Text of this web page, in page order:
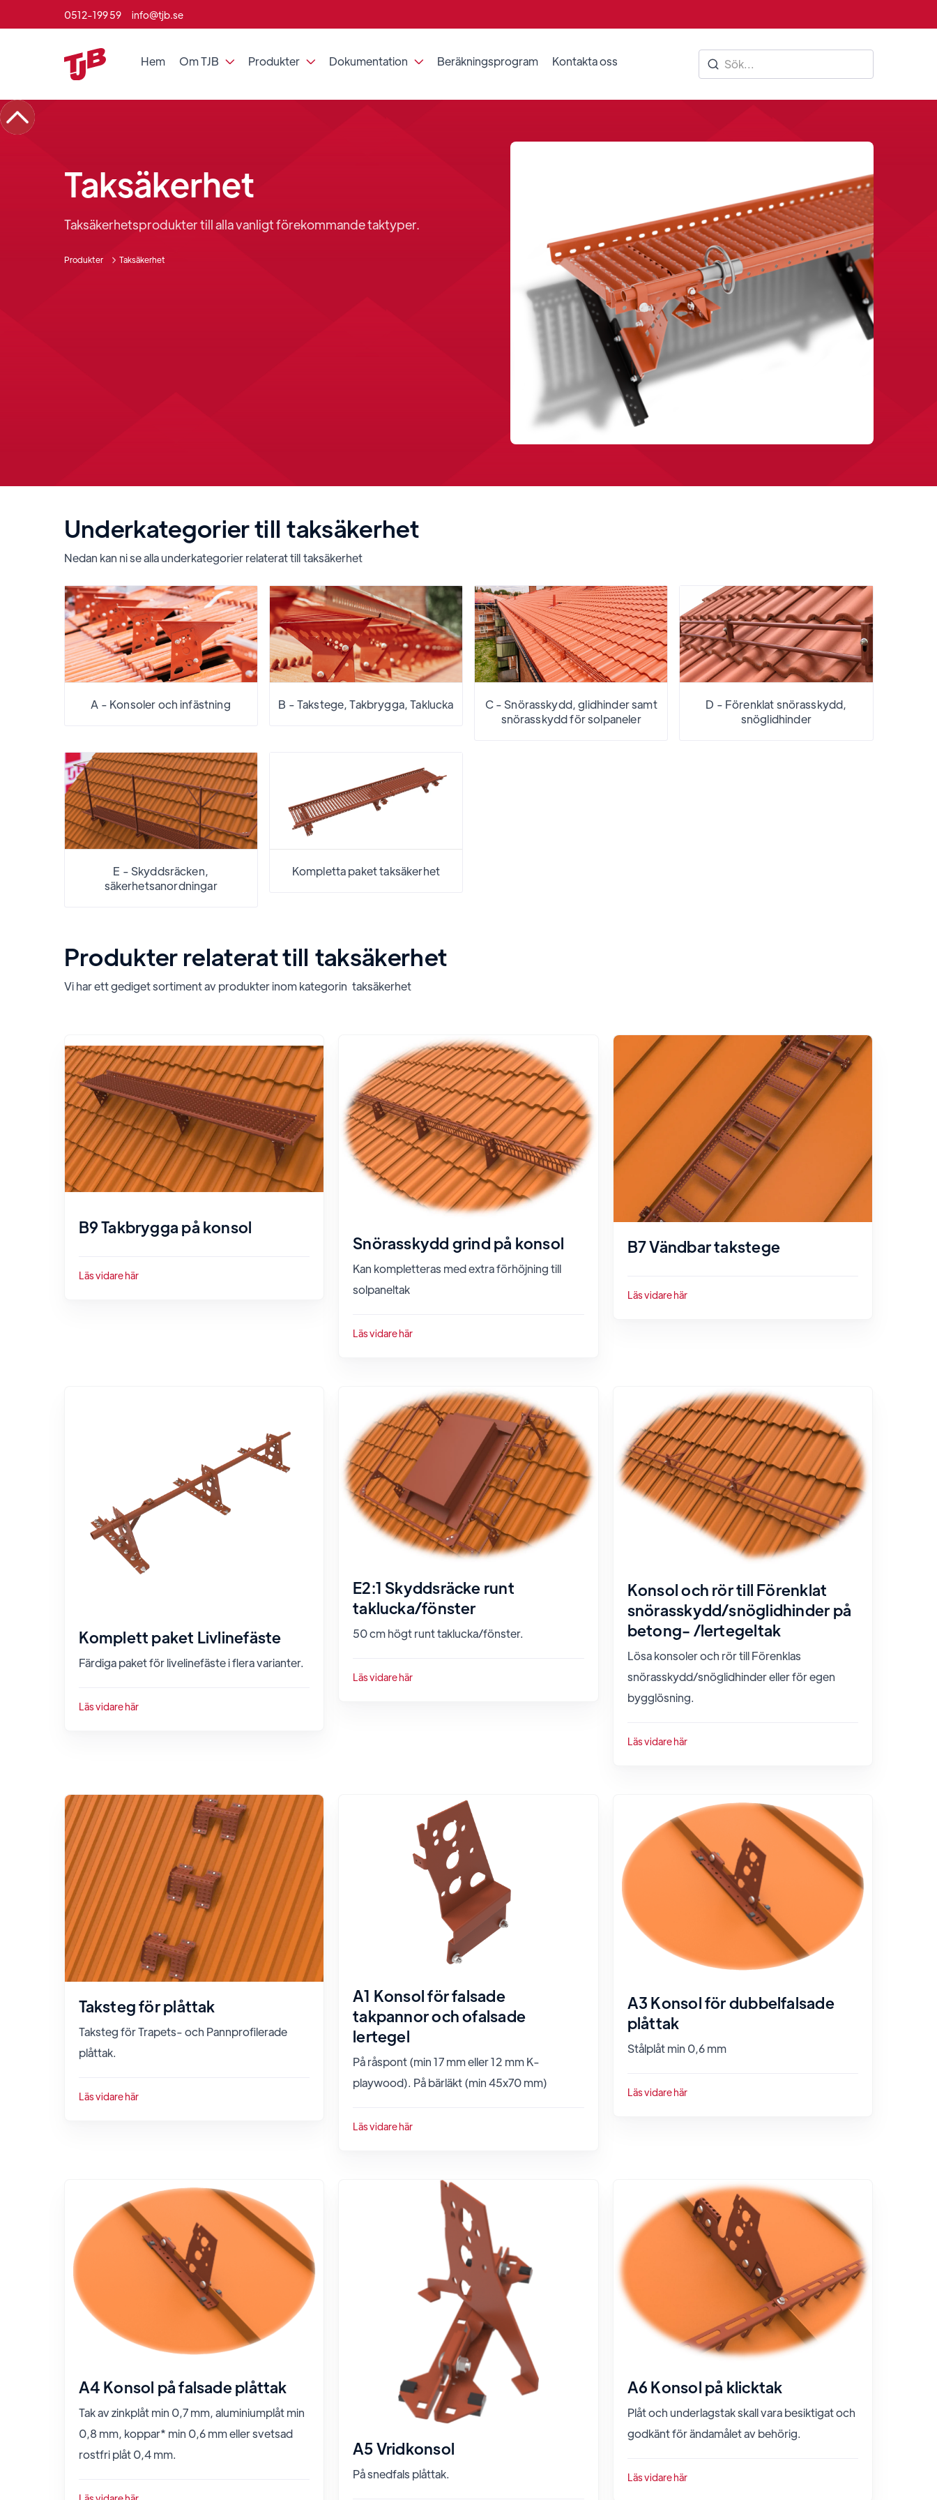
0512-199 59 info@tjb.se
Hem Om TJB  Produkter  Dokumentation  Beräkningsprogram Kontakta oss
Taksäkerhet
Taksäkerhetsprodukter till alla vanligt förekommande taktyper.
Produkter Taksäkerhet
Underkategorier till taksäkerhet
Nedan kan ni se alla underkategorier relaterat till taksäkerhet
A - Konsoler och infästning B - Takstege, Takbrygga, Taklucka
C - Snörasskydd, glidhinder samt
snörasskydd för solpaneler
D - Förenklat snörasskydd,
snöglidhinder
E - Skyddsräcken,
säkerhetsanordningar
Kompletta paket taksäkerhet
Produkter relaterat till taksäkerhet
Vi har ett gediget sortiment av produkter inom kategorin taksäkerhet
B9 Takbrygga på konsol
Läs vidare här
Snörasskydd grind på konsol
Kan kompletteras med extra förhöjning till
solpaneltak
Läs vidare här
B7 Vändbar takstege
Läs vidare här
Komplett paket Livlinefäste
Färdiga paket för livelinefäste i flera varianter.
Läs vidare här
E2:1 Skyddsräcke runt
taklucka/fönster
50 cm högt runt taklucka/fönster.
Läs vidare här
Konsol och rör till Förenklat
snörasskydd/snöglidhinder på
betong- /lertegeltak
Lösa konsoler och rör till Förenklas
snörasskydd/snöglidhinder eller för egen
bygglösning.
Läs vidare här
Taksteg för plåttak
Taksteg för Trapets- och Pannprofilerade
plåttak.
Läs vidare här
A1 Konsol för falsade
takpannor och ofalsade
lertegel
På råspont (min 17 mm eller 12 mm K-
playwood). På bärläkt (min 45x70 mm)
Läs vidare här
A3 Konsol för dubbelfalsade
plåttak
Stålplåt min 0,6 mm
Läs vidare här
A4 Konsol på falsade plåttak
Tak av zinkplåt min 0,7 mm, aluminiumplåt min
0,8 mm, koppar* min 0,6 mm eller svetsad
rostfri plåt 0,4 mm.
A5 Vridkonsol
På snedfals plåttak.
A6 Konsol på klicktak
Plåt och underlagstak skall vara besiktigat och
godkänt för ändamålet av behörig.
Läs vidare här